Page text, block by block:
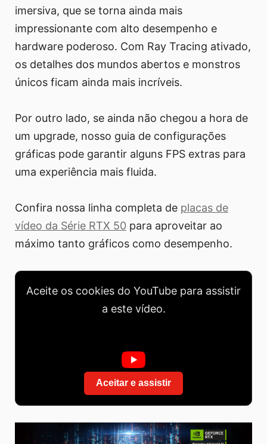
imersiva, que se torna ainda mais
impressionante com alto desempenho e
hardware poderoso. Com Ray Tracing ativado,
os detalhes dos mundos abertos e monstros
únicos ficam ainda mais incríveis.
Por outro lado, se ainda não chegou a hora de
um upgrade, nosso guia de configurações
gráficas pode garantir alguns FPS extras para
uma experiência mais fluida.
Confira nossa linha completa de placas de
vídeo da Série RTX 50 para aproveitar ao
máximo tanto gráficos como desempenho.
Aceite os cookies do YouTube para assistir
a este vídeo.
Aceitar e assistir